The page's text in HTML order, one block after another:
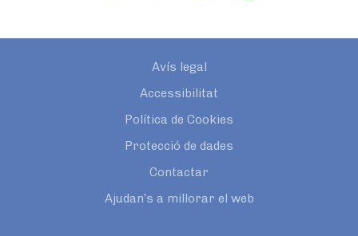
Avís legal
Accessibilitat
Política de Cookies
Protecció de dades
Contactar
Ajudan’s a millorar el web